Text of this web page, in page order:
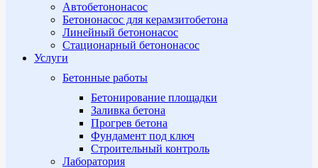
Автобетононасос
Бетононасос для керамзитобетона
Линейный бетононасос
Стационарный бетононасос
Услуги
Бетонные работы
Бетонирование площадки
Заливка бетона
Прогрев бетона
Фундамент под ключ
Строительный контроль
Лаборатория